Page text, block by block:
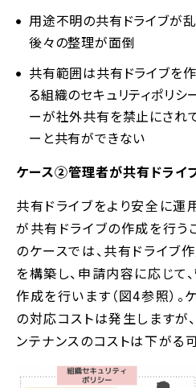
用途不明の共有ドライブが
後々の整理が面倒
共有範囲は共有ドライブを
る組織のセキュリティポリシ
ーが社外共有を禁止にされ
ーと共有ができない
ケース②管理者が共有ドライ
共有ドライブをより安全に運
が共有ドライブの作成を行う
のケースでは、共有ドライブ
を構築し、申請内容に応じて
作成を行います（図4参照）
の対応コストは発生しますが
ンテナンスのコストは下がる